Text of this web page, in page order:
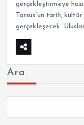
gerçekleştirmeye
Tarsus’un tarih,
gerçekleşecek
Ara